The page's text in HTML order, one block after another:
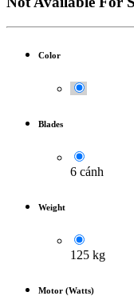
Color
Blades
6 cánh
Weight
125 kg
Motor (Watts)